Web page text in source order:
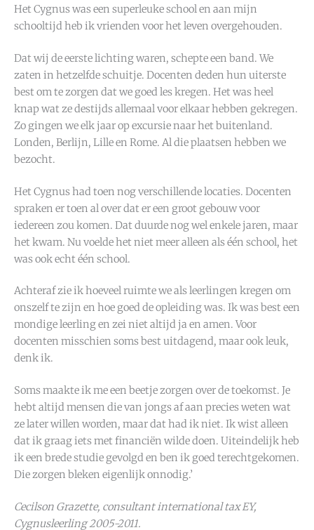
Het Cygnus was een superleuke school en aan mijn
schooltijd heb ik vrienden voor het leven overgehouden.
Dat wij de eerste lichting waren, schepte een band. We
zaten in hetzelfde schuitje. Docenten deden hun uiterste
best om te zorgen dat we goed les kregen. Het was heel
knap wat ze destijds allemaal voor elkaar hebben gekregen.
Zo gingen we elk jaar op excursie naar het buitenland.
Londen, Berlijn, Lille en Rome. Al die plaatsen hebben we
bezocht.
Het Cygnus had toen nog verschillende locaties. Docenten
spraken er toen al over dat er een groot gebouw voor
iedereen zou komen. Dat duurde nog wel enkele jaren, maar
het kwam. Nu voelde het niet meer alleen als één school, het
was ook echt één school.
Achteraf zie ik hoeveel ruimte we als leerlingen kregen om
onszelf te zijn en hoe goed de opleiding was. Ik was best een
mondige leerling en zei niet altijd ja en amen. Voor
docenten misschien soms best uitdagend, maar ook leuk,
denk ik.
Soms maakte ik me een beetje zorgen over de toekomst. Je
hebt altijd mensen die van jongs af aan precies weten wat
ze later willen worden, maar dat had ik niet. Ik wist alleen
dat ik graag iets met financiën wilde doen. Uiteindelijk heb
ik een brede studie gevolgd en ben ik goed terechtgekomen.
Die zorgen bleken eigenlijk onnodig.’
Cecilson Grazette, consultant international tax EY,
Cygnusleerling 2005-2011.